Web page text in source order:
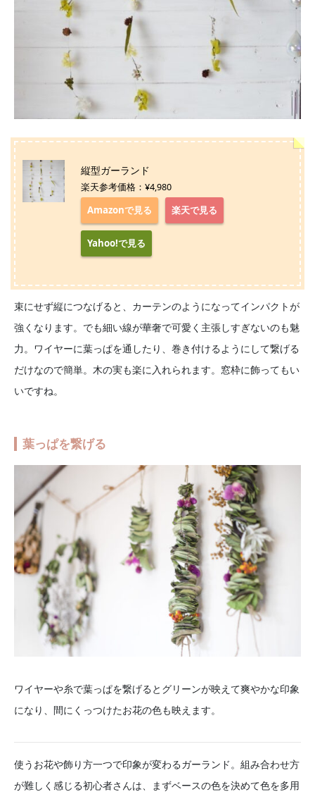
縦型ガーランド
楽天参考価格：¥4,980
Amazonで見る 楽天で見る
Yahoo!で見る
束にせず縦につなげると、カーテンのようになってインパクトが
強くなります。でも細い線が華奢で可愛く主張しすぎないのも魅
力。ワイヤーに葉っぱを通したり、巻き付けるようにして繋げる
だけなので簡単。木の実も楽に入れられます。窓枠に飾ってもい
いですね。
葉っぱを繋げる
ワイヤーや糸で葉っぱを繋げるとグリーンが映えて爽やかな印象
になり、間にくっつけたお花の色も映えます。
使うお花や飾り方一つで印象が変わるガーランド。組み合わせ方
が難しく感じる初心者さんは、まずベースの色を決めて色を多用